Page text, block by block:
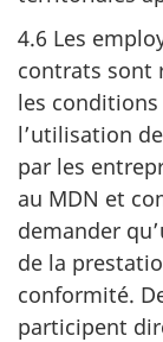
4.6 Les
contrats sont
les
l’utilisation
par les
au MDN et
demander
de la
conformité.
participent